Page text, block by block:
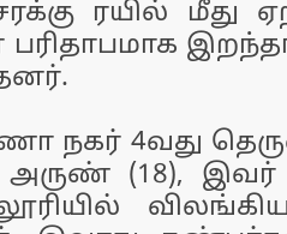
சரக்கு ரயில் மீது
நகர் 4வது
(18), இவர்